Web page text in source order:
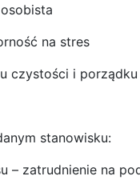
na stres
czystości i
stanowisku:
– zatrudnienie na